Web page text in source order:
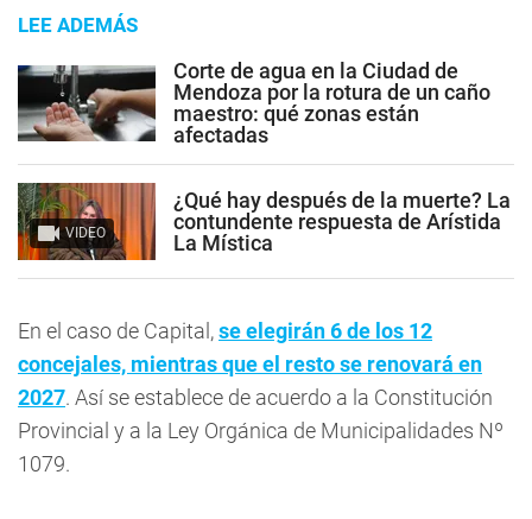
LEE ADEMÁS
Corte de agua en la Ciudad de
Mendoza por la rotura de un caño
maestro: qué zonas están
afectadas
VIDEO
¿Qué hay después de la muerte? La
contundente respuesta de Arístida
La Mística
En el caso de Capital,se elegirán 6 de los 12
concejales, mientras que el resto se renovará en
2027. Así se establece de acuerdo a la Constitución
Provincial y a la Ley Orgánica de Municipalidades Nº
1079.